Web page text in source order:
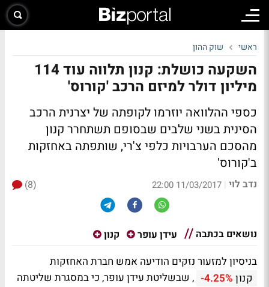
ראשי שוק ההון
השקעה כושלת: קנון תלווה עוד 114
מיליון דולר למיזם הרכב 'קורוס'
כספי ההלוואה יוזרמו לקופתה של יצרנית הרכב
הסינית בשני שלבים שבסופם תשתחרר קנון
מהסכם הערבויות כלפי צ'רי, שותפתה באחזקות
ב'קורוס'
נדב לוי |
11/03/2017 22:00
(8)
נושאים בכתבה עידן עופר קנון
בניסיון למזעור נזקים הודיעה אמש חברת האחזקות
קנון -4.25% , שבשליטת עידן עופר, כי במסגרת שליטתה